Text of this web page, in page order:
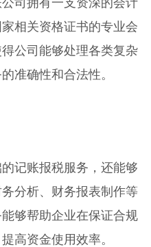
相关资格证书的专业会
公司能够处理各类复杂
准确性和合法性。
记账报税服务，还能够
分析、财务报表制作等
够帮助企业在保证合规
高资金使用效率。